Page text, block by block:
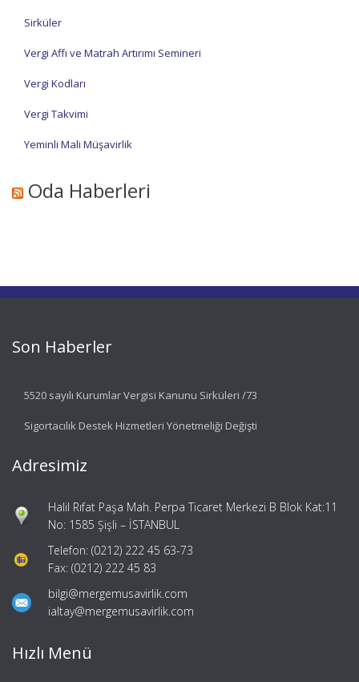
Sirküler
Vergi Affı ve Matrah Artırımı Semineri
Vergi Kodları
Vergi Takvimi
Yeminli Mali Müşavirlik
Oda Haberleri
Son Haberler
5520 sayılı Kurumlar Vergisi Kanunu Sirküleri /73
Sigortacılık Destek Hizmetleri Yönetmeliği Değişti
Adresimiz
Halil Rıfat Paşa Mah. Perpa Ticaret Merkezi B Blok Kat:11
No: 1585 Şişli – İSTANBUL
Telefon: (0212) 222 45 63-73
Fax: (0212) 222 45 83
bilgi@mergemusavirlik.com
ialtay@mergemusavirlik.com
Hızlı Menü